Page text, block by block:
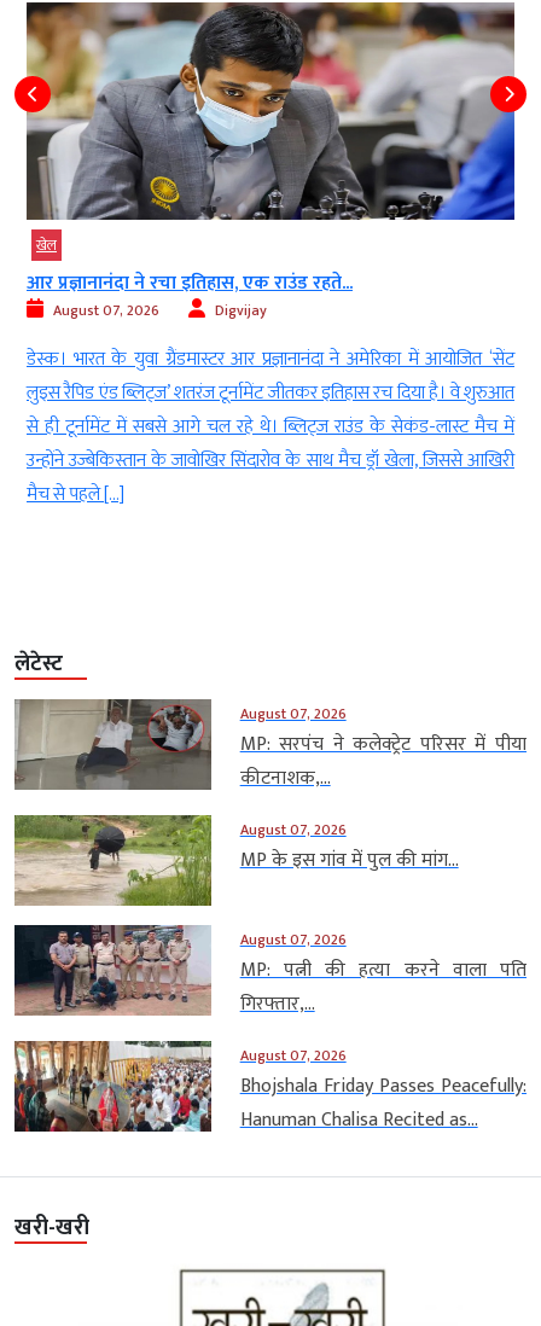
खेल
भारत का सबसे महान क्रिकेटर कौन? अजिंक्य रहाणे...
August 07, 2026 AGNIBAN
नई दिल्ली।भारत में क्रिकेट (India’s greatest cricketers)को लेकर जब भी
महान खिलाड़ियों (greatest cricketers)की चर्चा होती है तो सचिन
तेंदुलकरSachin Tendulkar) और विराट कोहली (Virat Kohli)जैसे नाम
सबसे पहले सामने आते हैं। दोनों ने अलग अलग दौर में भारतीय क्रिकेट( Indian
cricket)को नई ऊंचाइयां दी हैं और दुनियाभर में अपनी पहचान बनाई है। ऐसे में
लेटेस्ट
August 07, 2026
MP: सरपंच ने कलेक्ट्रेट परिसर में पीया
कीटनाशक,...
August 07, 2026
MP के इस गांव में पुल की मांग...
August 07, 2026
MP: पत्नी की हत्या करने वाला पति
गिरफ्तार,...
August 07, 2026
Bhojshala Friday Passes Peacefully:
Hanuman Chalisa Recited as...
खरी-खरी